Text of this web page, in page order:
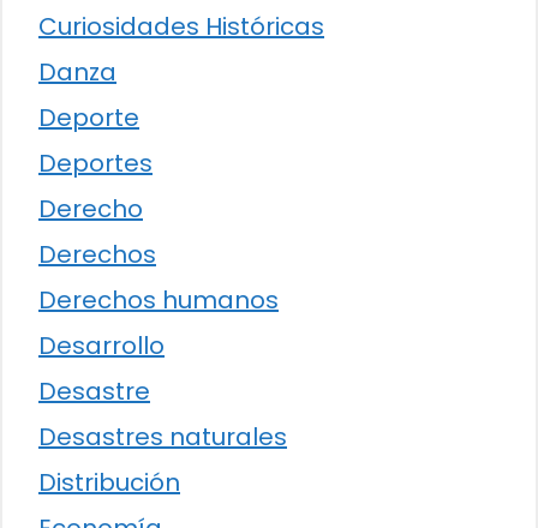
Curiosidades Históricas
Danza
Deporte
Deportes
Derecho
Derechos
Derechos humanos
Desarrollo
Desastre
Desastres naturales
Distribución